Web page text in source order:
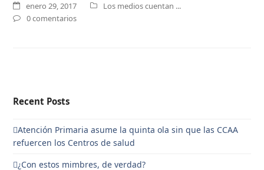
enero 29, 2017
Los medios cuentan ...
0 comentarios
Recent Posts
Atención Primaria asume la quinta ola sin que las CCAA
refuercen los Centros de salud
¿Con estos mimbres, de verdad?